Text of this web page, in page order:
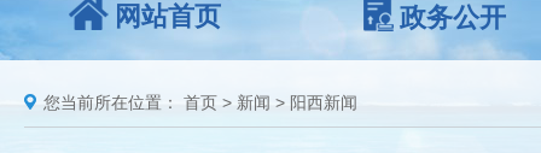
网站首页 政务公开
您当前所在位置： 首页 > 新闻 > 阳西新闻